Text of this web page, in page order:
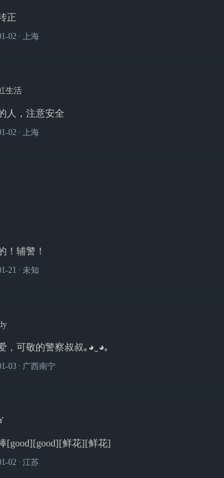
正
02 ∙ 上海
生活
人，注意安全
02 ∙ 上海
！辅警！
21 ∙ 未知
，可敬的警察叔叔｡◕‿◕｡
03 ∙ 广西南宁
[good][good][鲜花][鲜花]
02 ∙ 江苏